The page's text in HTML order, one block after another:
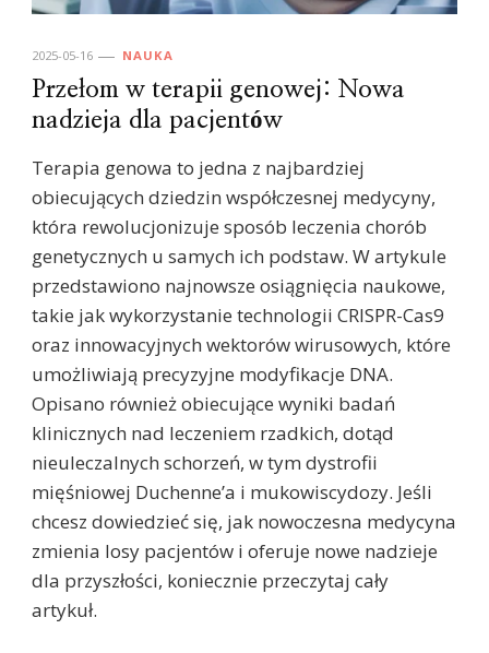
2025-05-16 NAUKA
Przełom w terapii genowej: Nowa
nadzieja dla pacjentów
Terapia genowa to jedna z najbardziej
obiecujących dziedzin współczesnej medycyny,
która rewolucjonizuje sposób leczenia chorób
genetycznych u samych ich podstaw. W artykule
przedstawiono najnowsze osiągnięcia naukowe,
takie jak wykorzystanie technologii CRISPR-Cas9
oraz innowacyjnych wektorów wirusowych, które
umożliwiają precyzyjne modyfikacje DNA.
Opisano również obiecujące wyniki badań
klinicznych nad leczeniem rzadkich, dotąd
nieuleczalnych schorzeń, w tym dystrofii
mięśniowej Duchenne’a i mukowiscydozy. Jeśli
chcesz dowiedzieć się, jak nowoczesna medycyna
zmienia losy pacjentów i oferuje nowe nadzieje
dla przyszłości, koniecznie przeczytaj cały
artykuł.